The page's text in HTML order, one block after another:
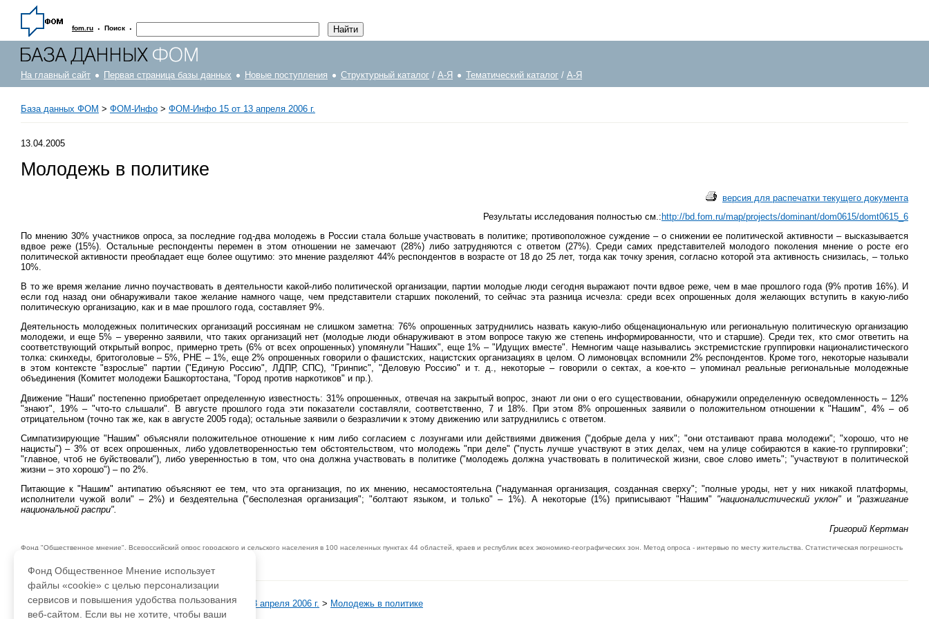
fom.ru · Поиск ·
На главный сайт Первая страница базы данных Новые поступления Структурный каталог / А-Я Тематический каталог / А-Я
База данных ФОМ > ФOM-Инфо > ФОМ-Инфо 15 от 13 апреля 2006 г.
13.04.2005
Молодежь в политике
версия для распечатки текущего документа
Результаты исследования полностью см.:http://bd.fom.ru/map/projects/dominant/dom0615/domt0615_6
По мнению 30% участников опроса, за последние год-два молодежь в России стала больше участвовать в политике; противоположное суждение – о снижении ее политической активности – высказывается
вдвое реже (15%). Остальные респонденты перемен в этом отношении не замечают (28%) либо затрудняются с ответом (27%). Среди самих представителей молодого поколения мнение о росте его
политической активности преобладает еще более ощутимо: это мнение разделяют 44% респондентов в возрасте от 18 до 25 лет, тогда как точку зрения, согласно которой эта активность снизилась, – только
10%.
В то же время желание лично поучаствовать в деятельности какой-либо политической организации, партии молодые люди сегодня выражают почти вдвое реже, чем в мае прошлого года (9% против 16%). И
если год назад они обнаруживали такое желание намного чаще, чем представители старших поколений, то сейчас эта разница исчезла: среди всех опрошенных доля желающих вступить в какую-либо
политическую организацию, как и в мае прошлого года, составляет 9%.
Деятельность молодежных политических организаций россиянам не слишком заметна: 76% опрошенных затруднились назвать какую-либо общенациональную или региональную политическую организацию
молодежи, и еще 5% – уверенно заявили, что таких организаций нет (молодые люди обнаруживают в этом вопросе такую же степень информированности, что и старшие). Среди тех, кто смог ответить на
соответствующий открытый вопрос, примерно треть (6% от всех опрошенных) упомянули "Наших", еще 1% – "Идущих вместе". Немногим чаще назывались экстремистские группировки националистического
толка: скинхеды, бритоголовые – 5%, РНЕ – 1%, еще 2% опрошенных говорили о фашистских, нацистских организациях в целом. О лимоновцах вспомнили 2% респондентов. Кроме того, некоторые называли
в этом контексте "взрослые" партии ("Единую Россию", ЛДПР, СПС), "Гринпис", "Деловую Россию" и т. д., некоторые – говорили о сектах, а кое-кто – упоминал реальные региональные молодежные
объединения (Комитет молодежи Башкортостана, "Город против наркотиков" и пр.).
Движение "Наши" постепенно приобретает определенную известность: 31% опрошенных, отвечая на закрытый вопрос, знают ли они о его существовании, обнаружили определенную осведомленность – 12%
"знают", 19% – "что-то слышали". В августе прошлого года эти показатели составляли, соответственно, 7 и 18%. При этом 8% опрошенных заявили о положительном отношении к "Нашим", 4% – об
отрицательном (точно так же, как в августе 2005 года); остальные заявили о безразличии к этому движению или затруднились с ответом.
Симпатизирующие "Нашим" объясняли положительное отношение к ним либо согласием с лозунгами или действиями движения ("добрые дела у них"; "они отстаивают права молодежи"; "хорошо, что не
нацисты") – 3% от всех опрошенных, либо удовлетворенностью тем обстоятельством, что молодежь "при деле" ("пусть лучше участвуют в этих делах, чем на улице собираются в какие-то группировки";
"главное, чтоб не буйствовали"), либо уверенностью в том, что она должна участвовать в политике ("молодежь должна участвовать в политической жизни, свое слово иметь"; "участвуют в политической
жизни – это хорошо") – по 2%.
Питающие к "Нашим" антипатию объясняют ее тем, что эта организация, по их мнению, несамостоятельна ("надуманная организация, созданная сверху"; "полные уроды, нет у них никакой платформы,
исполнители чужой воли" – 2%) и бездеятельна ("бесполезная организация"; "болтают языком, и только" – 1%). А некоторые (1%) приписывают "Нашим" "националистический уклон" и "разжигание
национальной распри".
Григорий Кертман
Фонд "Общественное мнение". Всероссийский опрос городского и сельского населения в 100 населенных пунктах 44 областей, краев и республик всех экономико-географических зон. Метод опроса - интервью по месту жительства. Статистическая погрешность
База данных ФОМ>ФOM-Инфо>ФОМ-Инфо 15 от 13 апреля 2006 г. > Молодежь в политике
Фонд Общественное Мнение использует
файлы «cookie» с целью персонализации
сервисов и повышения удобства пользования
веб-сайтом. Если вы не хотите, чтобы ваши